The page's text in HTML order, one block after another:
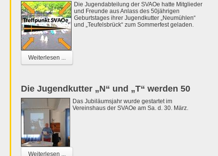
Die Jugendabteilung der SVAOe hatte Mitglieder
und Freunde aus Anlass des 50jährigen
Geburtstages ihrer Jugendkutter „Neumühlen“
und „Teufelsbrück“ zum Sommerfest geladen.
Weiterlesen ...
Die Jugendkutter „N“ und „T“ werden 50
Das Jubiläumsjahr wurde gestartet im
Vereinshaus der SVAOe am Sa. d. 30. März.
Weiterlesen ...